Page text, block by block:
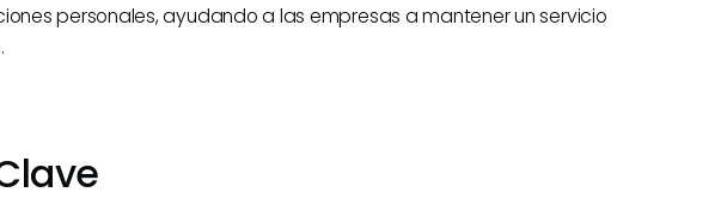
personales, ayudando a las empresas a mantener un servicio